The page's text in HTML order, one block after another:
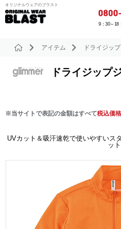
オリジナルウェアのブラスト
9：30～18
アイテム ドライジッ
ドライジップ
※当サイトで表記の金額はすべて税込価格
UVカット＆吸汗速乾で使いやすいス
ット